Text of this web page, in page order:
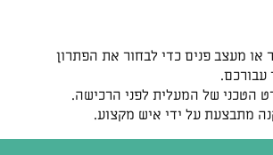
או מעצב פנים כדי לבחור את הפתרון
עבורכם.
הטכני של המעלית לפני הרכישה.
מתבצעת על ידי איש מקצוע.